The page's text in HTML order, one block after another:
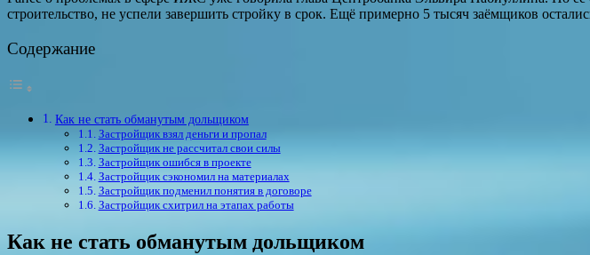
строительство, не успели завершить стройку в срок. Ещё примерно 5 тысяч заёмщиков
Содержание
Как не стать обманутым дольщиком
Застройщик взял деньги и пропал
Застройщик не рассчитал свои силы
Застройщик ошибся в проекте
Застройщик сэкономил на материалах
Застройщик подменил понятия в договоре
Застройщик схитрил на этапах работы
Как не стать обманутым дольщиком